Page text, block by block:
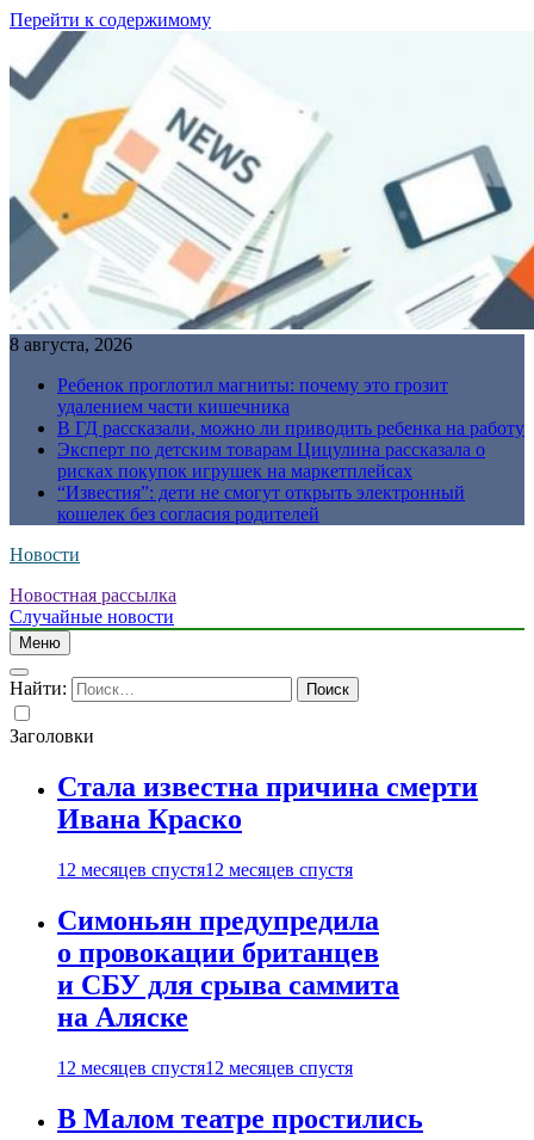
Перейти к содержимому
8 августа, 2026
Ребенок проглотил магниты: почему это грозит
удалением части кишечника
В ГД рассказали, можно ли приводить ребенка на работу
Эксперт по детским товарам Цицулина рассказала о
рисках покупок игрушек на маркетплейсах
“Известия”: дети не смогут открыть электронный
кошелек без согласия родителей
Новости
Новостная рассылка
Случайные новости
Меню
Найти:
Заголовки
Стала известна причина смерти
Ивана Краско
12 месяцев спустя12 месяцев спустя
Симоньян предупредила
о провокации британцев
и СБУ для срыва саммита
на Аляске
12 месяцев спустя12 месяцев спустя
В Малом театре простились